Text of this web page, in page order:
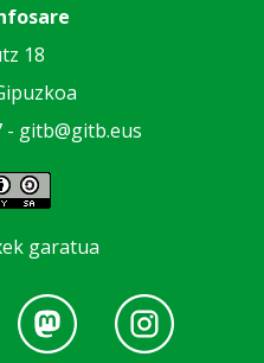
18
- gitb@gitb.eus
garatua